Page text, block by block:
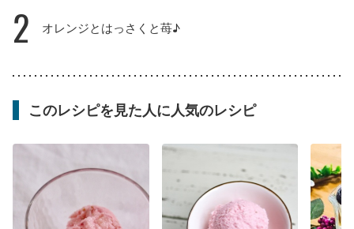
2 オレンジとはっさくと苺♪
このレシピを見た人に人気のレシピ